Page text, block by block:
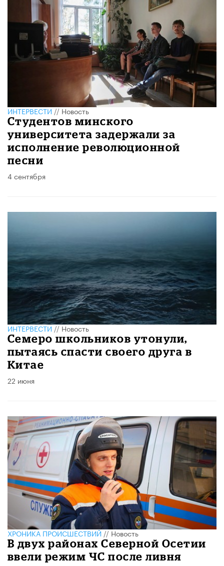
ИНТЕРВЕСТИ//Новость
​Студентов минского
университета задержали за
исполнение революционной
песни
4 сентября
ИНТЕРВЕСТИ//Новость
Семеро школьников утонули,
пытаясь спасти своего друга в
Китае
22 июня
ХРОНИКА ПРОИСШЕСТВИЙ//Новость
В двух районах Северной Осетии
ввели режим ЧС после ливня